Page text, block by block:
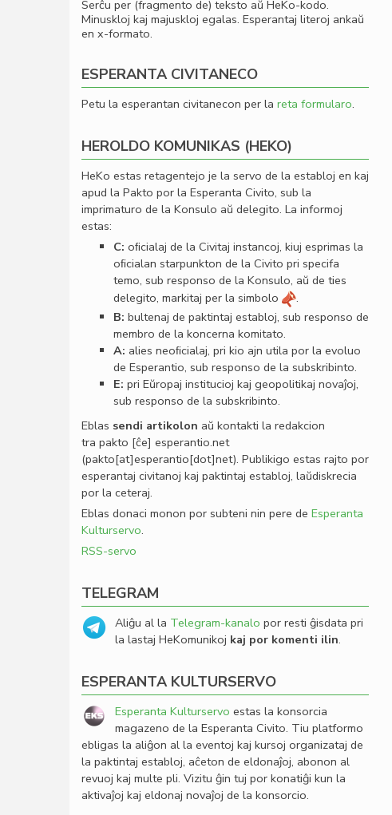
Serĉu per (fragmento de) teksto aŭ HeKo-kodo.
Minuskloj kaj majuskloj egalas. Esperantaj literoj ankaŭ
en x-formato.
ESPERANTA CIVITANECO
Petu la esperantan civitanecon per la reta formularo.
HEROLDO KOMUNIKAS (HEKO)
HeKo estas retagentejo je la servo de la establoj en kaj
apud la Pakto por la Esperanta Civito, sub la
imprimaturo de la Konsulo aŭ delegito. La informoj
estas:
C: oﬁcialaj de la Civitaj instancoj, kiuj esprimas la
oﬁcialan starpunkton de la Civito pri specifa
temo, sub responso de la Konsulo, aŭ de ties
delegito, markitaj per la simbolo
.
B: bultenaj de paktintaj establoj, sub responso de
membro de la koncerna komitato.
A: alies neoﬁcialaj, pri kio ajn utila por la evoluo
de Esperantio, sub responso de la subskribinto.
E: pri Eŭropaj institucioj kaj geopolitikaj novaĵoj,
sub responso de la subskribinto.
Eblas sendi artikolon aŭ kontakti la redakcion
tra pakto [ĉe] esperantio.net
(pakto[at]esperantio[dot]net). Publikigo estas rajto por
esperantaj civitanoj kaj paktintaj establoj, laŭdiskrecia
por la ceteraj.
Eblas donaci monon por subteni nin pere de Esperanta
Kulturservo.
RSS-servo
TELEGRAM
Aliĝu al la Telegram-kanalo por resti ĝisdata pri
la lastaj HeKomunikoj kaj por komenti ilin.
ESPERANTA KULTURSERVO
Esperanta Kulturservo estas la konsorcia
magazeno de la Esperanta Civito. Tiu platformo
ebligas la aliĝon al la eventoj kaj kursoj organizataj de
la paktintaj establoj, aĉeton de eldonaĵoj, abonon al
revuoj kaj multe pli. Vizitu ĝin tuj por konatiĝi kun la
aktivaĵoj kaj eldonaj novaĵoj de la konsorcio.